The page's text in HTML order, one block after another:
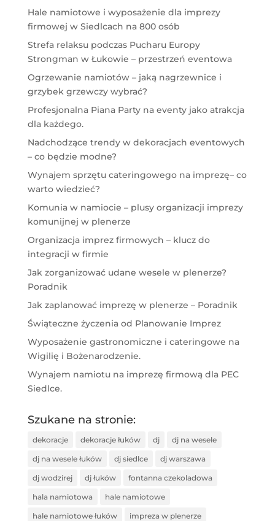
Hale namiotowe i wyposażenie dla imprezy
firmowej w Siedlcach na 800 osób
Strefa relaksu podczas Pucharu Europy
Strongman w Łukowie – przestrzeń eventowa
Ogrzewanie namiotów – jaką nagrzewnice i
grzybek grzewczy wybrać?
Profesjonalna Piana Party na eventy jako atrakcja
dla każdego.
Nadchodzące trendy w dekoracjach eventowych
– co będzie modne?
Wynajem sprzętu cateringowego na imprezę– co
warto wiedzieć?
Komunia w namiocie – plusy organizacji imprezy
komunijnej w plenerze
Organizacja imprez firmowych – klucz do
integracji w firmie
Jak zorganizować udane wesele w plenerze?
Poradnik
Jak zaplanować imprezę w plenerze – Poradnik
Świąteczne życzenia od Planowanie Imprez
Wyposażenie gastronomiczne i cateringowe na
Wigilię i Bożenarodzenie.
Wynajem namiotu na imprezę firmową dla PEC
Siedlce.
Szukane na stronie:
dekoracje dekoracje łuków dj dj na wesele
dj na wesele łuków dj siedlce dj warszawa
dj wodzirej dj łuków fontanna czekoladowa
hala namiotowa hale namiotowe
hale namiotowe łuków impreza w plenerze